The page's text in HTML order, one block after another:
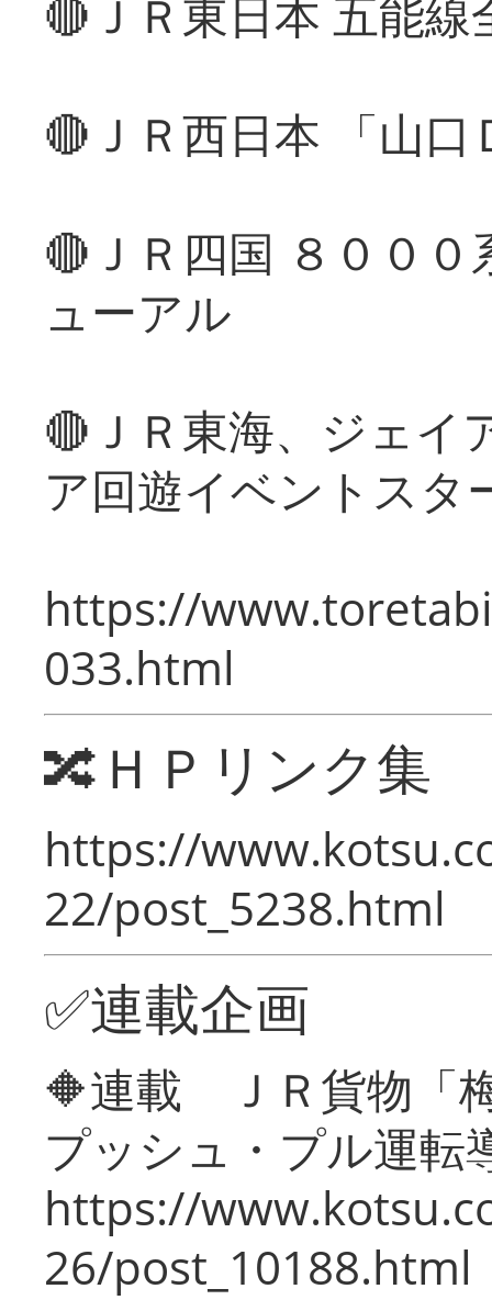
🔴ＪＲ東日本 五能
🔴ＪＲ西日本 「山
🔴ＪＲ四国 ８００
ューアル
🔴ＪＲ東海、ジェイ
ア回遊イベントスタ
https://
033.html
🔀ＨＰリンク集
https://
22/post_5238.html
✅連載企画
🔶連載 ＪＲ貨物「
プッシュ・プル運転
https://
26/post_10188.html